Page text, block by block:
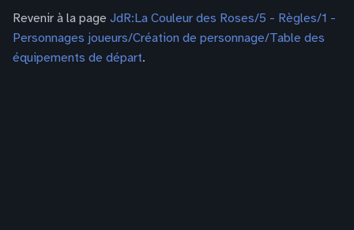
Revenir à la page JdR:La Couleur des Roses/5 - Règles/1 -
Personnages joueurs/Création de personnage/Table des
équipements de départ.